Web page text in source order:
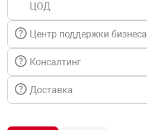
техника
автомобили
информации
ЦОД
Центр поддержки бизнеса
Консалтинг
Доставка